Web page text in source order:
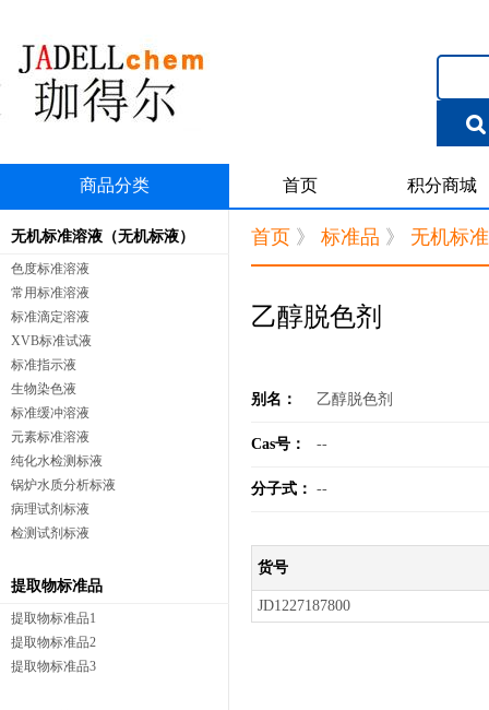
商品分类 首页 积分商城
无机标准溶液（无机标液）
色度标准溶液
常用标准溶液
标准滴定溶液
XVB标准试液
标准指示液
生物染色液
标准缓冲溶液
元素标准溶液
纯化水检测标液
锅炉水质分析标液
病理试剂标液
检测试剂标液
提取物标准品
提取物标准品1
提取物标准品2
提取物标准品3
首页 》 标准品 》 无机标
乙醇脱色剂
别名： 乙醇脱色剂
Cas号： --
分子式： --
货号
JD1227187800